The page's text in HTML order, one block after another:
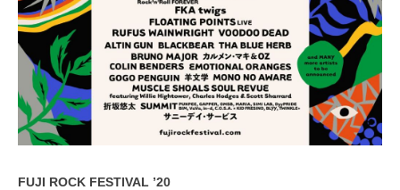
FUJI ROCK FESTIVAL ’20